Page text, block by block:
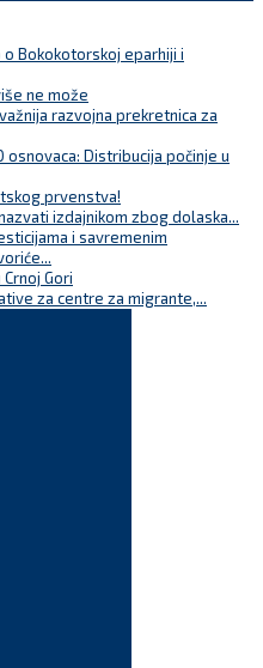
Bokokotorskoj eparhiji i
ne može
razvojna prekretnica za
Distribucija počinje u
prvenstva!
izdajnikom zbog dolaska...
i savremenim
Gori
za centre za migrante,...